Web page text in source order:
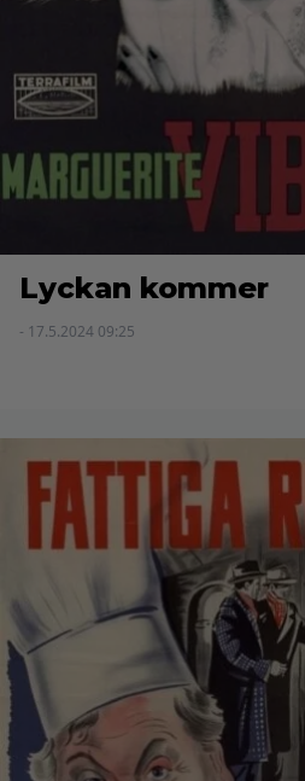
Lyckan kommer
- 17.5.2024 09:25